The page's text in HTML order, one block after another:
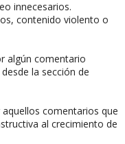
innecesarios.
contenido violento o
algún comentario
la sección de
comentarios que
al crecimiento de